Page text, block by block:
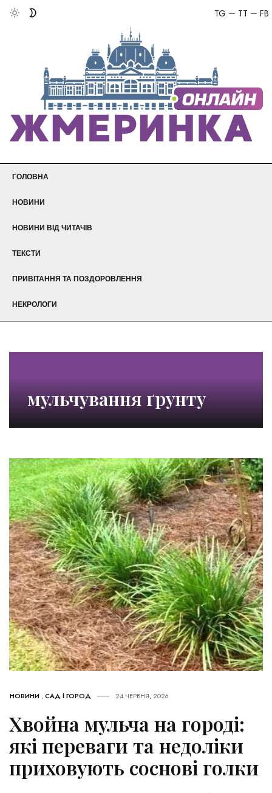
FB
TT
TG
ГОЛОВНА
НОВИНИ
НОВИНИ ВІД ЧИТАЧІВ
ТЕКСТИ
ПРИВІТАННЯ ТА ПОЗДОРОВЛЕННЯ
НЕКРОЛОГИ
мульчування ґрунту
НОВИНИ ,САД І ГОРОД 24 ЧЕРВНЯ, 2026
Хвойна мульча на городі:
які переваги та недоліки
приховують соснові голки